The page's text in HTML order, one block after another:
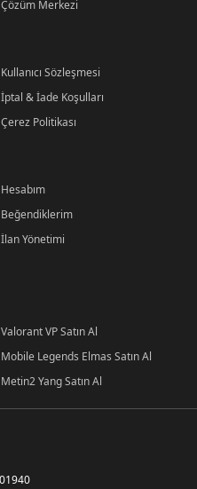
Çözüm Merkezi
Kullanıcı Sözleşmesi
İptal & İade Koşulları
Çerez Politikası
Hesabım
Beğendiklerim
İlan Yönetimi
Valorant VP Satın Al
Mobile Legends Elmas Satın Al
Metin2 Yang Satın Al